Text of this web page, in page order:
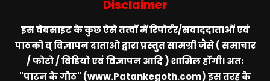
Disclaimer
इस वेबसाइट के कुछ ऐसे तत्वों में रिपोर्टर/सवाददाताओं एवं
पाठको व् विज्ञापन दाताओ द्वारा प्रस्तुत सामग्री जैसे ( समाचार
/ फोटो / विडियो एवं विज्ञापन आदि ) शामिल होंगी। अतः
"पाटन के गोठ" (www.Patankegoth.com)इस तरह के